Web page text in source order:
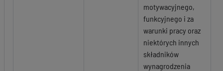
motywacyjnego,
funkcyjnego i za
warunki pracy oraz
niektórych innych
składników
wynagrodzenia